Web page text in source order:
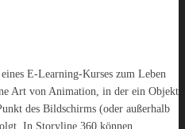
E-Learning-Kurses zum Leben
Art von Animation, in der ein Objekt
des Bildschirms (oder außerhalb
In Storyline 360 können